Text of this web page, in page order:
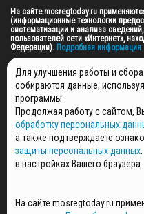
На сайте mosregtoday.ru
(информационные технологии
систематизации и анализа
пользователей сети «Интернет»,
Федерации). Подробная информация
© 2026 ПРАВА НА ВСЕ МАТЕРИАЛЫ
МЕДИА" (ОГРН: 1255000059467).
ПОЛИТИКА ОБРАБОТКИ И
НОВОСТИ
ГАЗЕТЫ
РЕКЛАМОДАТЕЛЯМ
СПЕЦПРОЕКТЫ
Для улучшения работы и
собираются данные,
программы.
Продолжая работу с сайтом,
обработку персональных
а также подтверждаете
защиты персональных данных
в настройках Вашего браузера.
На сайте mosregtoday.ru